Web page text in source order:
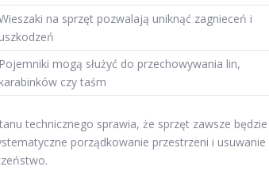
na sprzęt pozwalają uniknąć zagnieceń i
uszkodzeń
Pojemniki mogą służyć do przechowywania lin,
karabinków czy taśm
technicznego sprawia, że sprzęt zawsze będzie
porządkowanie przestrzeni i usuwanie